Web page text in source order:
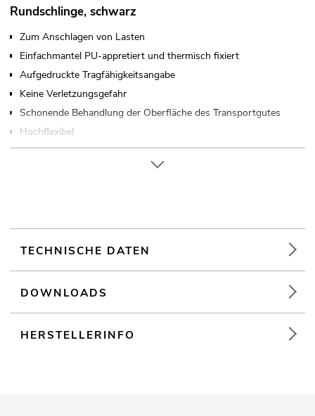
Rundschlinge, schwarz
Zum Anschlagen von Lasten
Einfachmantel PU-appretiert und thermisch fixiert
Aufgedruckte Tragfähigkeitsangabe
Keine Verletzungsgefahr
Schonende Behandlung der Oberfläche des Transportgutes
Hochflexibel
UV-beständig, keine Materialalterung bzw. Versprödung
TECHNISCHE DATEN
DOWNLOADS
HERSTELLERINFO